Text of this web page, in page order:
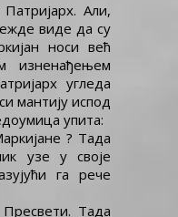
Али,
виде да су
носи већ
изненађењем
угледа
мантију испод
упита:
? Тада
узе у своје
га рече
Тада